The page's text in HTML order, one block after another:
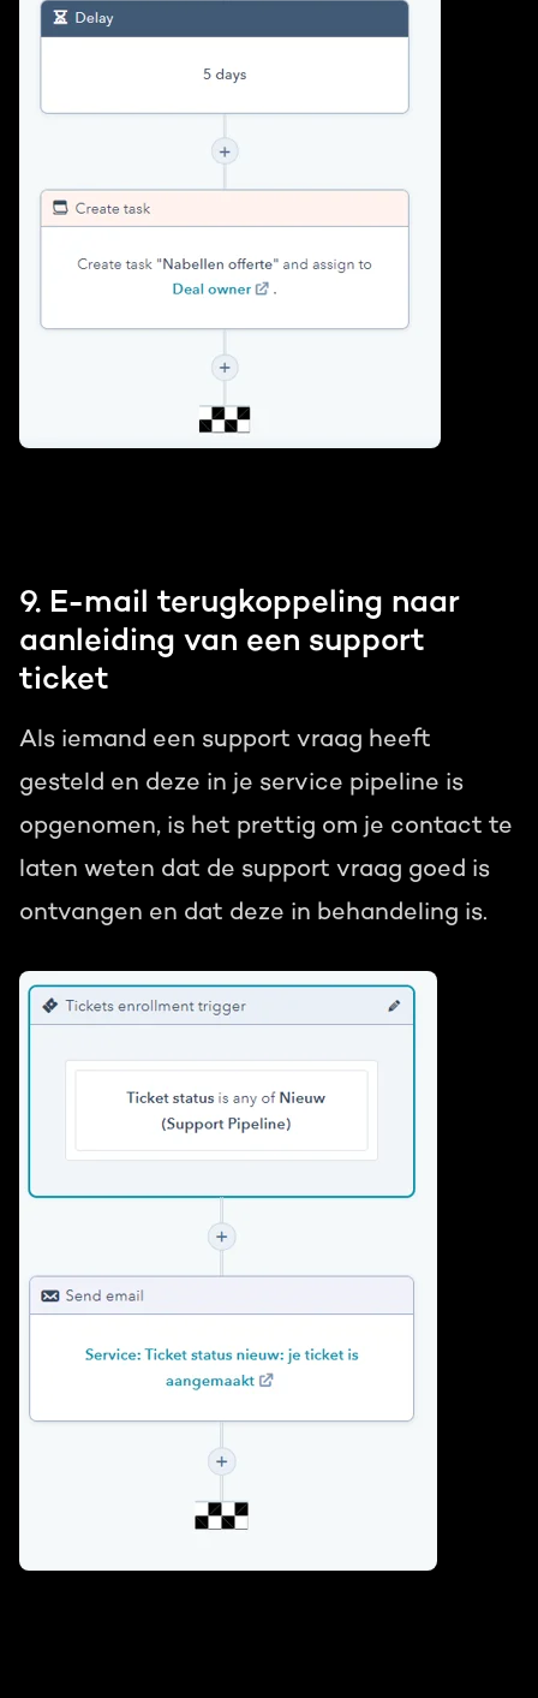
9. E-mail terugkoppeling naar
aanleiding van een support
ticket
Als iemand een support vraag heeft
gesteld en deze in je service pipeline is
opgenomen, is het prettig om je contact te
laten weten dat de support vraag goed is
ontvangen en dat deze in behandeling is.